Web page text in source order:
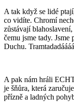
A tak když se lidé
co vidíte. Chromí
zůstávají
čemu jsme tady. Jsme
Duchu.
A pak nám hráli
je šňůra, která
přízně a ladných